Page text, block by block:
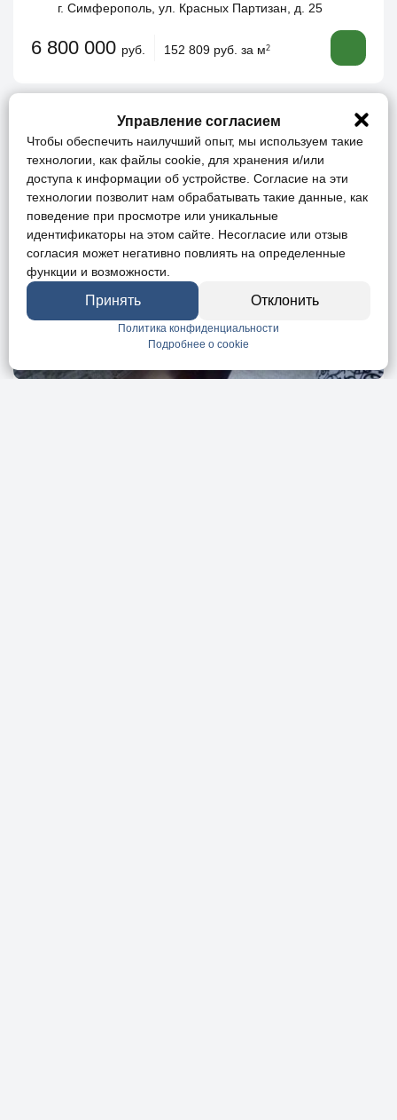
г. Симферополь, ул. Красных Партизан, д. 25
6 800 000 руб. 152 809 руб. за м2
Управление согласием
Чтобы обеспечить наилучший опыт, мы используем такие
технологии, как файлы cookie, для хранения и/или
доступа к информации об устройстве. Согласие на эти
технологии позволит нам обрабатывать такие данные, как
поведение при просмотре или уникальные
идентификаторы на этом сайте. Несогласие или отзыв
согласия может негативно повлиять на определенные
функции и возможности.
Принять Отклонить
Политика конфиденциальности
Подробнее о cookie